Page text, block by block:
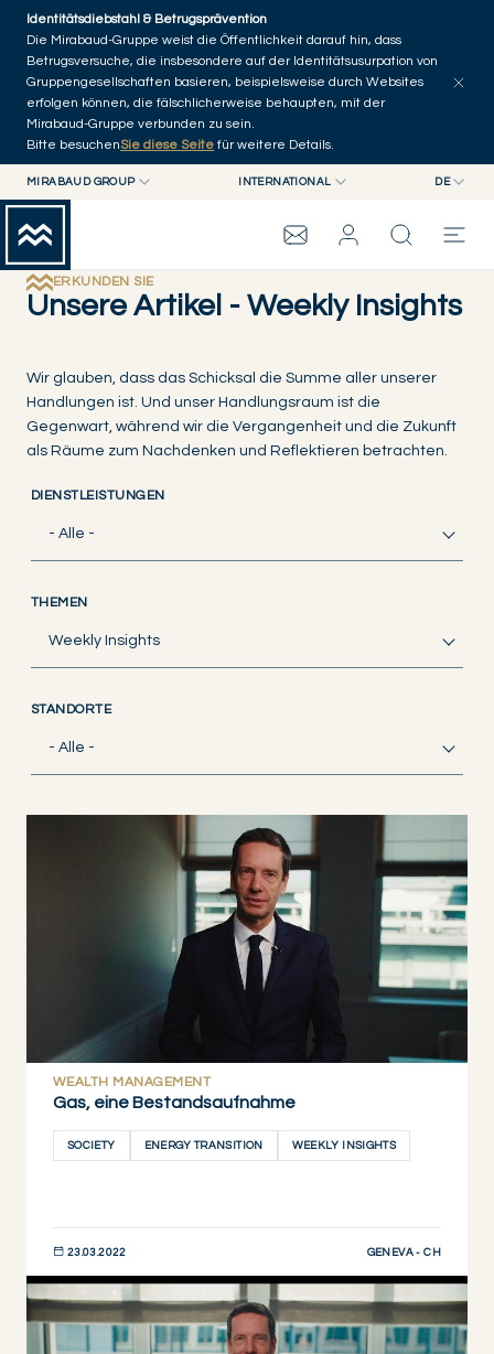
Skip to main content
Identitätsdiebstahl & Betrugsprävention
Die Mirabaud-Gruppe weist die Öffentlichkeit darauf hin, dass
Betrugsversuche, die insbesondere auf der Identitätsusurpation von
Gruppengesellschaften basieren, beispielsweise durch Websites
erfolgen können, die fälschlicherweise behaupten, mit der
Mirabaud-Gruppe verbunden zu sein.
Bitte besuchenSie diese Seite für weitere Details.
MIRABAUD GROUP
MIRABAUD ASSET MANAGEMENT
MIRABAUD INVESTMENTS
INTERNATIONAL
SCHWEIZ
DE
FR
ES
MIRABAUD-GRUPPE
SERVICES
Startseite
ERKUNDEN SIE
Unsere Artikel - Weekly Insights
Wir glauben, dass das Schicksal die Summe aller unserer
Handlungen ist. Und unser Handlungsraum ist die
Gegenwart, während wir die Vergangenheit und die Zukunft
als Räume zum Nachdenken und Reflektieren betrachten.
DIENSTLEISTUNGEN
- Alle -
THEMEN
Weekly Insights
STANDORTE
- Alle -
WEALTH MANAGEMENT
Gas, eine Bestandsaufnahme
SOCIETY ENERGY TRANSITION WEEKLY INSIGHTS
23.03.2022 GENEVA - CH
JETZT ENTDECKEN